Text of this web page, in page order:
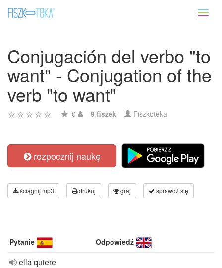
Conjugación del verbo "to
want" - Conjugation of the
verb "to want"
0 9 fiszek Fiszkoteka
rozpocznij naukę
ściągnij mp3 drukuj graj sprawdź się
Pytanie Odpowiedź
ella quiere